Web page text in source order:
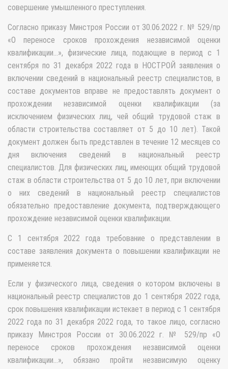
совершение умышленного преступления.
Согласно приказу Минстроя России от 30.06.2022 г. № 529/пр
«О переносе сроков прохождения независимой оценки
квалификации…», физические лица, подающие в период с 1
сентября по 31 декабря 2022 года в НОСТРОЙ заявления о
включении сведений в национальный реестр специалистов, в
составе документов вправе не предоставлять документ о
прохождении независимой оценки квалификации (за
исключением физических лиц, чей общий трудовой стаж в
области строительства составляет от 5 до 10 лет). Такой
документ должен быть представлен в течение 12 месяцев со
дня включения сведений в национальный реестр
специалистов. Для физических лиц, имеющих общий трудовой
стаж в области строительства от 5 до 10 лет, при включении
о них сведений в национальный реестр специалистов
обязательно предоставление документа, подтверждающего
прохождение независимой оценки квалификации.
С 1 сентября 2022 года требование о представлении в
составе заявления документа о повышении квалификации не
применяется.
Если у физического лица, сведения о котором включены в
национальный реестр специалистов до 1 сентября 2022 года,
срок повышения квалификации истекает в период с 1 сентября
2022 года по 31 декабря 2022 года, то такое лицо, согласно
приказу Минстроя России от 30.06.2022 г. № 529/пр «О
переносе сроков прохождения независимой оценки
квалификации…», обязано пройти независимую оценку